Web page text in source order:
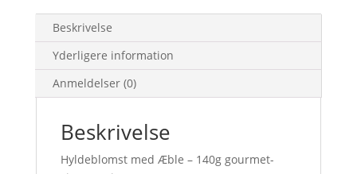
Beskrivelse
Yderligere information
Anmeldelser (0)
Beskrivelse
Hyldeblomst med Æble – 140g gourmet-